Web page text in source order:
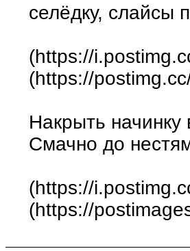
селёдку, слайсы
(https://
(https://
Накрыть
Смачно до
(https://
(https://